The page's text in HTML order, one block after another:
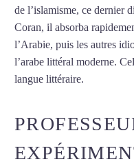
de l’islamisme, ce dernier
Coran, il absorba
l’Arabie, puis les autres
l’arabe littéral moderne.
langue littéraire.